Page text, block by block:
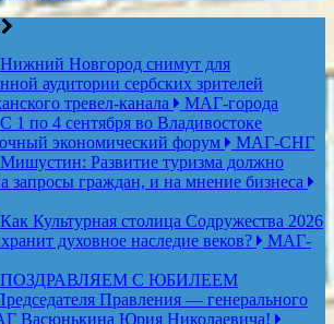
Нижний Новгород снимут для
аудитории сербских зрителей
тревел-канала
МАГ-города
С 1 по 4 сентября во Владивостоке
экономический форум
МАГ-СНГ
Мишустин: Развитие туризма должно
запросы граждан, и на мнение бизнеса
Как Культурная столица Содружества 2026
духовное наследие веков?
МАГ-
ПОЗДРАВЛЯЕМ С ЮБИЛЕЕМ
Правления — генерального
Васюнькина Юрия Николаевича!